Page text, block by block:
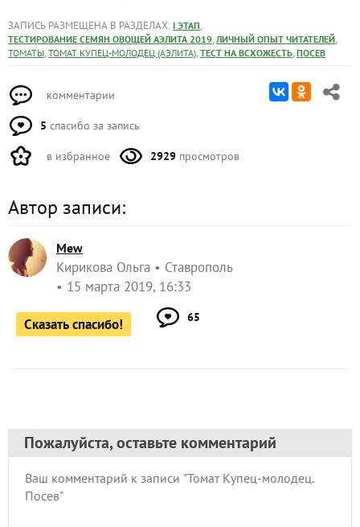
ЗАПИСЬ РАЗМЕЩЕНА В РАЗДЕЛАХ: I ЭТАП,
ТЕСТИРОВАНИЕ СЕМЯН ОВОЩЕЙ АЭЛИТА 2019, ЛИЧНЫЙ ОПЫТ ЧИТАТЕЛЕЙ,
ТОМАТЫ, ТОМАТ КУПЕЦ-МОЛОДЕЦ (АЭЛИТА), ТЕСТ НА ВСХОЖЕСТЬ, ПОСЕВ
комментарии
5 спасибо за запись
в избранное 2929 просмотров
Автор записи:
Mew
Кирикова Ольга
Ставрополь
15 марта 2019, 16:33
Сказать спасибо! 65
Пожалуйста, оставьте комментарий